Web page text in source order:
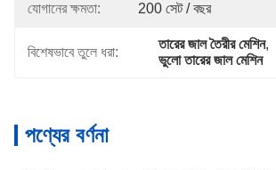
যোগানের ক্ষমতা: 200 সেট / বছর
বিশেষভাবে তুলে ধরা:
তারের জাল তৈরীর মেশিন,
ভুলো তারের জাল মেশিন
পণ্যের বর্ণনা